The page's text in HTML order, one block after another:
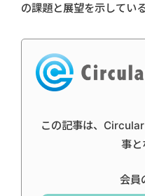
の課題と展望を示している
この記事は、
事と
会員